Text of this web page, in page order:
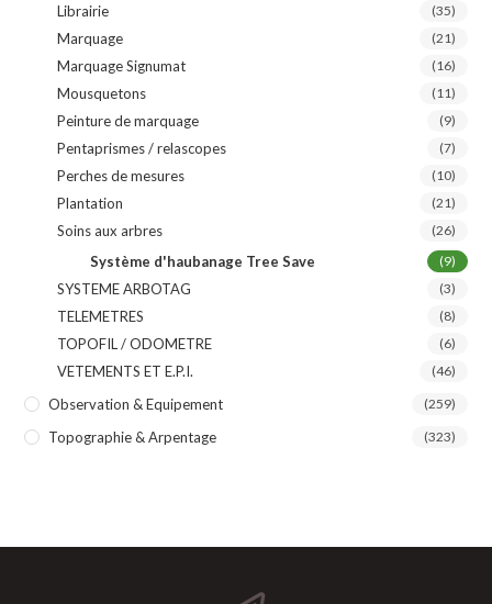
Librairie (35)
Marquage (21)
Marquage Signumat (16)
Mousquetons (11)
Peinture de marquage (9)
Pentaprismes / relascopes (7)
Perches de mesures (10)
Plantation (21)
Soins aux arbres (26)
Système d'haubanage Tree Save (9)
SYSTEME ARBOTAG (3)
TELEMETRES (8)
TOPOFIL / ODOMETRE (6)
VETEMENTS ET E.P.I. (46)
Observation & Equipement (259)
Topographie & Arpentage (323)